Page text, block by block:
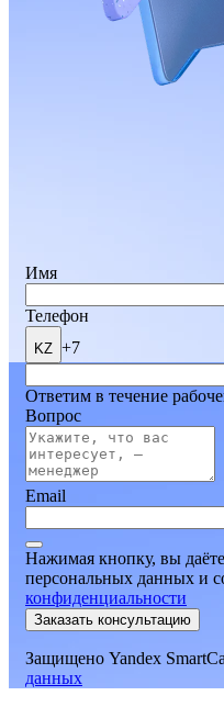
Имя
Телефон
KZ +7
Ответим в течение
Вопрос
Email
Нажимая кнопку, вы
персональных данных и
конфиденциальности
Заказать консультацию
Защищено Yandex
данных